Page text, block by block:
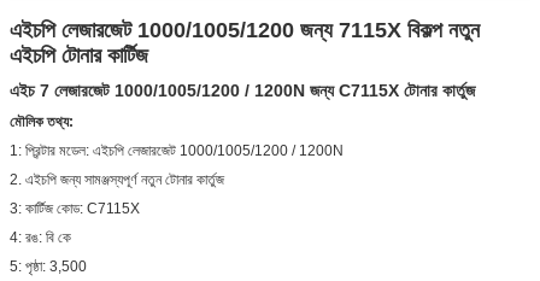
এইচপি লেজারজেট 1000/1005/1200 জন্য 7115X বিকল্প নতুন
এইচপি টোনার কার্টিজ
এইচ 7 লেজারজেট 1000/1005/1200 / 1200N জন্য C7115X টোনার কার্তুজ
মৌলিক তথ্য:
1: প্রিন্টার মডেল: এইচপি লেজারজেট 1000/1005/1200 / 1200N
2. এইচপি জন্য সামঞ্জস্যপূর্ণ নতুন টোনার কার্তুজ
3: কার্টিজ কোড: C7115X
4: রঙ: বি কে
5: পৃষ্ঠা: 3,500